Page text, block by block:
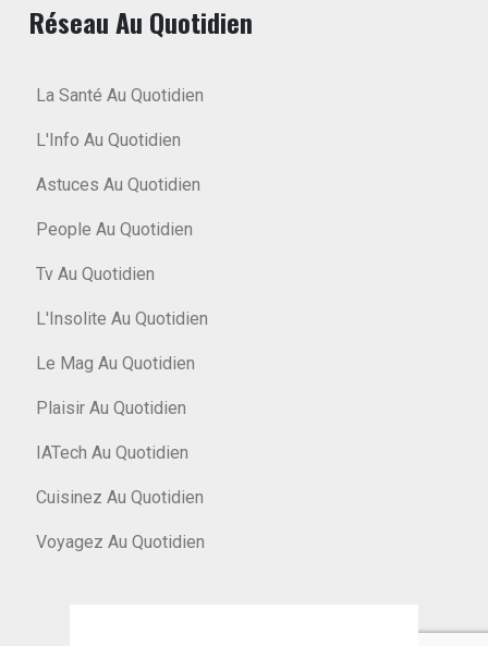
Réseau Au Quotidien
La Santé Au Quotidien
L'Info Au Quotidien
Astuces Au Quotidien
People Au Quotidien
Tv Au Quotidien
L'Insolite Au Quotidien
Le Mag Au Quotidien
Plaisir Au Quotidien
IATech Au Quotidien
Cuisinez Au Quotidien
Voyagez Au Quotidien